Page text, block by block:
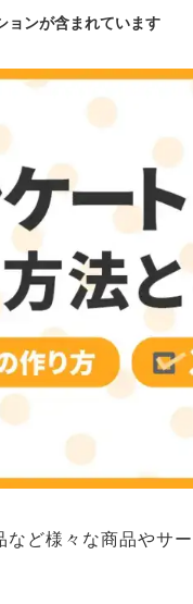
ョンが含まれています
ど様々な商品やサ